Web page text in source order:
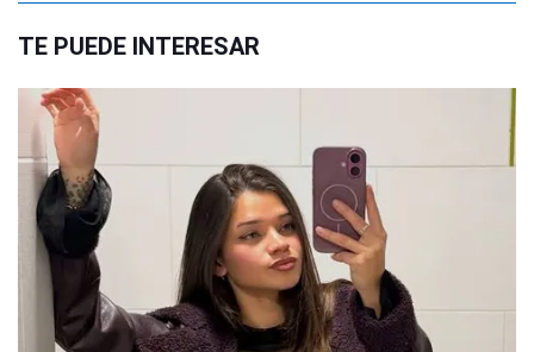
TE PUEDE INTERESAR